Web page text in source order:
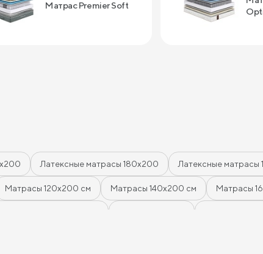
ни дня . Спасибо большое
сон!!!
Матрас Premier Soft
это случилось. А
отдельный шедевр!
Латексные матрасы 180х200 Латексные матрасы
Матрасы 120х200 см Матрасы 140х200 см Матрасы